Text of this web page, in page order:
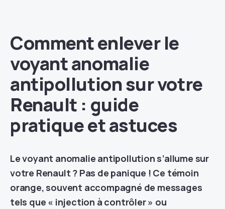
Comment enlever le
voyant anomalie
antipollution sur votre
Renault : guide
pratique et astuces
Le voyant anomalie antipollution s’allume sur
votre Renault ? Pas de panique ! Ce témoin
orange, souvent accompagné de messages
tels que « injection à contrôler » ou